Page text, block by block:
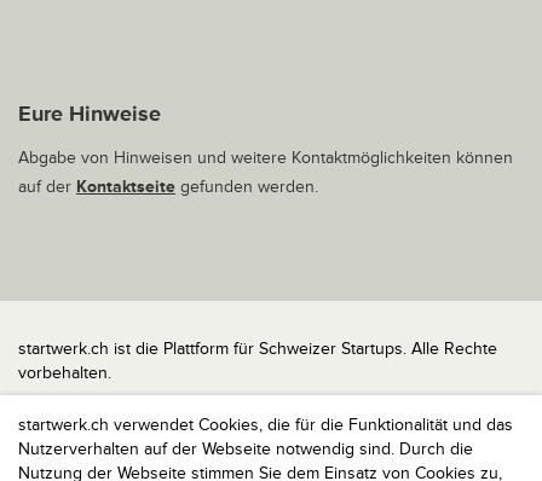
startwerk.ch verwendet Cookies, die für die Funktionalität und das
Nutzerverhalten auf der Webseite notwendig sind. Durch die
Nutzung der Webseite stimmen Sie dem Einsatz von Cookies zu,
Eure Hinweise
Abgabe von Hinweisen und weitere Kontaktmöglichkeiten können
auf der Kontaktseite gefunden werden.
startwerk.ch ist die Plattform für Schweizer Startups. Alle Rechte
vorbehalten.
Impressum
Kontakt
nach oben